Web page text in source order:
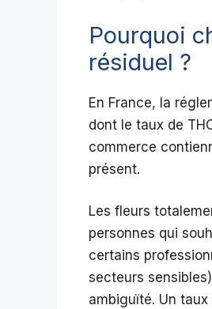
Pourquoi
résiduel ?
En France, la
dont le taux de
commerce
présent.
Les fleurs
personnes qui
certains
secteurs
ambiguïté. Un